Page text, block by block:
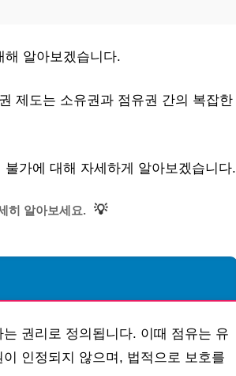
알아보겠습니다.
제도는 소유권과 점유권 간의 복잡한
가에 대해 자세하게 알아보겠습니다.
히 알아보세요. 💡
권리로 정의됩니다. 이때 점유는 유
인정되지 않으며, 법적으로 보호를